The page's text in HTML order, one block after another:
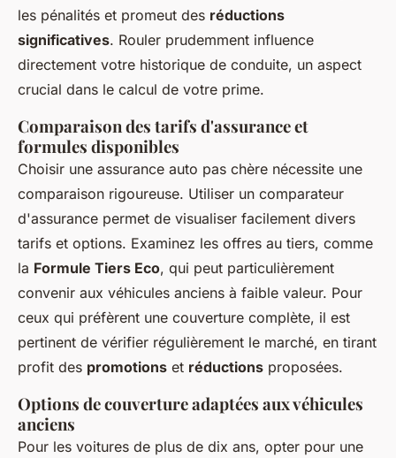
les pénalités et promeut des réductions
significatives. Rouler prudemment influence
directement votre historique de conduite, un aspect
crucial dans le calcul de votre prime.
Comparaison des tarifs d'assurance et
formules disponibles
Choisir une assurance auto pas chère nécessite une
comparaison rigoureuse. Utiliser un comparateur
d'assurance permet de visualiser facilement divers
tarifs et options. Examinez les offres au tiers, comme
la Formule Tiers Eco, qui peut particulièrement
convenir aux véhicules anciens à faible valeur. Pour
ceux qui préfèrent une couverture complète, il est
pertinent de vérifier régulièrement le marché, en tirant
profit des promotions et réductions proposées.
Options de couverture adaptées aux véhicules
anciens
Pour les voitures de plus de dix ans, opter pour une